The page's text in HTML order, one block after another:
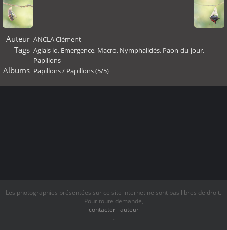
Auteur ANCLA Clément
Tags Aglais io, Emergence, Macro, Nymphalidés, Paon-du-jour,
Papillons
Albums Papillons/ Papillons (5/5)
Les photographies présentées sur ce site internet ne sont pas libres de droit.
Pour toute demande,
contacter l auteur
.